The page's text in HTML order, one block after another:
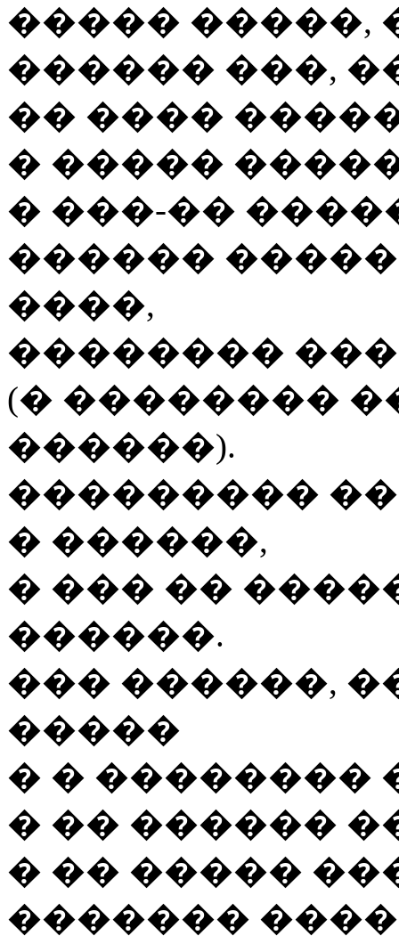
����� �����,
������ ���,
�� ����
� �����
� ���-��
������
����,
��������
(� ��������
������).
���������
� ������,
� ��� ��
������.
��� ������,
�����
� � ��������
� �� ������
� �� �����
�������